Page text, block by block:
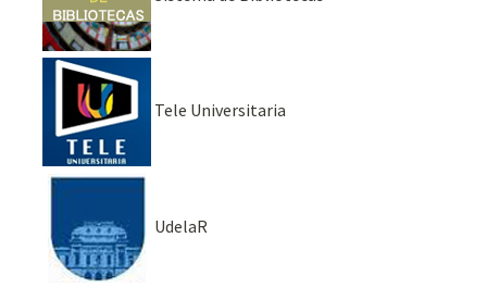
Tele Universitaria
UdelaR